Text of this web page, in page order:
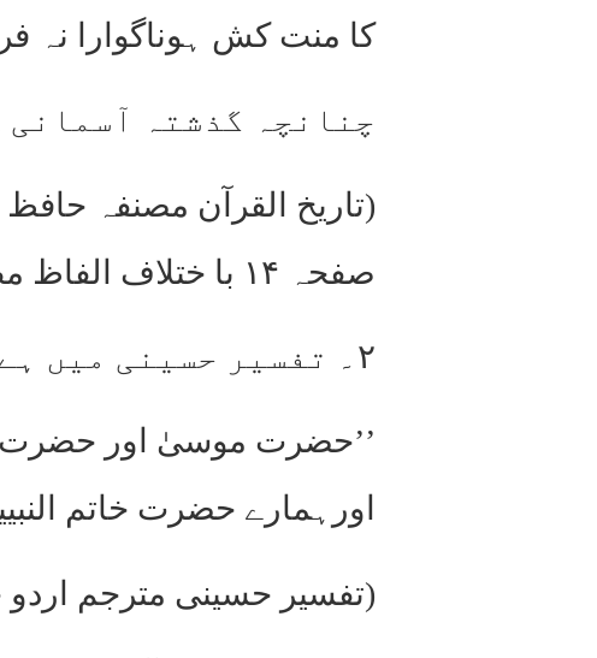
کا منت کش ہوناگوارا نہ
چنانچہ گذشتہ آسمانی
صفحہ ۱۴ با ختلاف الفاظ مطبوعہ مطبع فیض عام علی گڑھ ۱۳۲۶ ھ زیر عنوان ’’تمہید‘‘ صفحہ۸)
۲۔ تفسیر حسینی میں ہے :۔
’’حضرت موسیٰ اور حضرت
اورہمارے حضرت خاتم
(تفسیر حسینی مترجم اردو جلد ۲ صفحہ ۱۴۰ زیر آیت